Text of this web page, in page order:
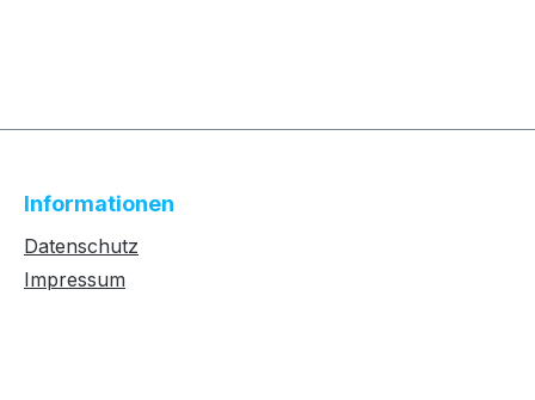
Informationen
Datenschutz
Impressum